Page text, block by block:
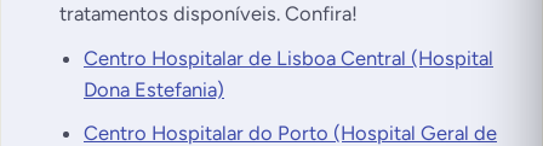
tratamentos disponíveis. Confira!
Centro Hospitalar de Lisboa Central (Hospital
Dona Estefania)
Centro Hospitalar do Porto (Hospital Geral de